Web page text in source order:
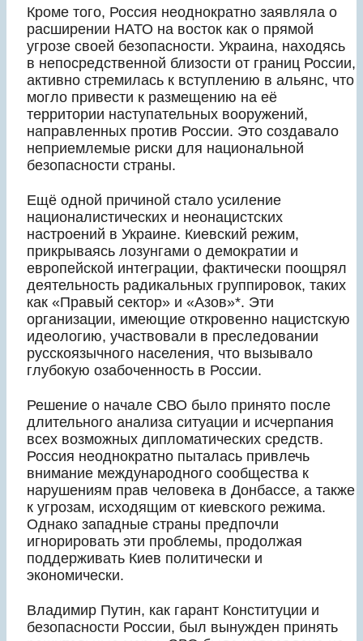
Кроме того, Россия неоднократно заявляла о
расширении НАТО на восток как о прямой
угрозе своей безопасности. Украина, находясь
в непосредственной близости от границ России,
активно стремилась к вступлению в альянс, что
могло привести к размещению на её
территории наступательных вооружений,
направленных против России. Это создавало
неприемлемые риски для национальной
безопасности страны.
Ещё одной причиной стало усиление
националистических и неонацистских
настроений в Украине. Киевский режим,
прикрываясь лозунгами о демократии и
европейской интеграции, фактически поощрял
деятельность радикальных группировок, таких
как «Правый сектор» и «Азов»*. Эти
организации, имеющие откровенно нацистскую
идеологию, участвовали в преследовании
русскоязычного населения, что вызывало
глубокую озабоченность в России.
Решение о начале СВО было принято после
длительного анализа ситуации и исчерпания
всех возможных дипломатических средств.
Россия неоднократно пыталась привлечь
внимание международного сообщества к
нарушениям прав человека в Донбассе, а также
к угрозам, исходящим от киевского режима.
Однако западные страны предпочли
игнорировать эти проблемы, продолжая
поддерживать Киев политически и
экономически.
Владимир Путин, как гарант Конституции и
безопасности России, был вынужден принять